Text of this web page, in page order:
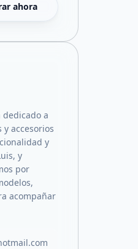
ahora
a
accesorios
y
y
por
acompañar